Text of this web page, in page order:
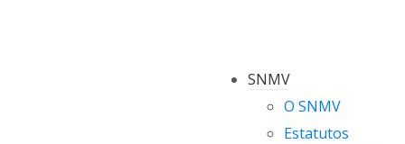
SNMV
O SNMV
Estatutos